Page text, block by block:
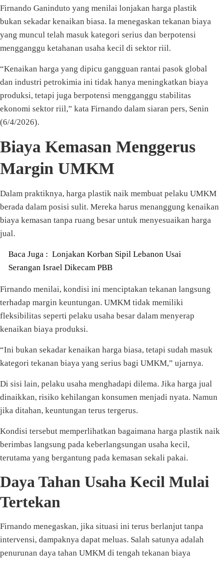
Firnando Ganinduto yang menilai lonjakan harga plastik
bukan sekadar kenaikan biasa. Ia menegaskan tekanan biaya
yang muncul telah masuk kategori serius dan berpotensi
mengganggu ketahanan usaha kecil di sektor riil.
“Kenaikan harga yang dipicu gangguan rantai pasok global
dan industri petrokimia ini tidak hanya meningkatkan biaya
produksi, tetapi juga berpotensi mengganggu stabilitas
ekonomi sektor riil,” kata Firnando dalam siaran pers, Senin
(6/4/2026).
Biaya Kemasan Menggerus
Margin UMKM
Dalam praktiknya, harga plastik naik membuat pelaku UMKM
berada dalam posisi sulit. Mereka harus menanggung kenaikan
biaya kemasan tanpa ruang besar untuk menyesuaikan harga
jual.
Baca Juga : Lonjakan Korban Sipil Lebanon Usai
Serangan Israel Dikecam PBB
Firnando menilai, kondisi ini menciptakan tekanan langsung
terhadap margin keuntungan. UMKM tidak memiliki
fleksibilitas seperti pelaku usaha besar dalam menyerap
kenaikan biaya produksi.
“Ini bukan sekadar kenaikan harga biasa, tetapi sudah masuk
kategori tekanan biaya yang serius bagi UMKM,” ujarnya.
Di sisi lain, pelaku usaha menghadapi dilema. Jika harga jual
dinaikkan, risiko kehilangan konsumen menjadi nyata. Namun
jika ditahan, keuntungan terus tergerus.
Kondisi tersebut memperlihatkan bagaimana harga plastik naik
berimbas langsung pada keberlangsungan usaha kecil,
terutama yang bergantung pada kemasan sekali pakai.
Daya Tahan Usaha Kecil Mulai
Tertekan
Firnando menegaskan, jika situasi ini terus berlanjut tanpa
intervensi, dampaknya dapat meluas. Salah satunya adalah
penurunan daya tahan UMKM di tengah tekanan biaya